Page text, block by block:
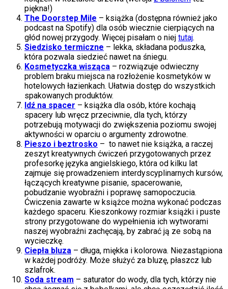
piękna!)
The Doorstep Mile – książka (dostępna również jako
podcast na Spotify) dla osób wiecznie cierpiących na
głód nowej przygody. Więcej pisałam o niej tutaj.
Siedzisko termiczne – lekka, składana poduszka,
która pozwala siedzieć nawet na śniegu.
Kosmetyczka wisząca – rozwiązuje odwieczny
problem braku miejsca na rozłożenie kosmetyków w
hotelowych łazienkach. Ułatwia dostęp do wszystkich
spakowanych produktów.
Idź na spacer – książka dla osób, które kochają
spacery lub wręcz przeciwnie, dla tych, którzy
potrzebują motywacji do zwiększenia poziomu swojej
aktywności w oparciu o argumenty zdrowotne.
Pieszo i beztrosko – to nawet nie książka, a raczej
zeszyt kreatywnych ćwiczeń przygotowanych przez
profesorkę języka angielskiego, która od kilku lat
zajmuje się prowadzeniem interdyscyplinarnych kursów,
łączących kreatywne pisanie, spacerowanie,
pobudzanie wyobraźni i poprawę samopoczucia.
Ćwiczenia zawarte w książce można wykonać podczas
każdego spaceru. Kieszonkowy rozmiar książki i puste
strony przygotowane do wypełnienia ich wytworami
naszej wyobraźni zachęcają, by zabrać ją ze sobą na
wycieczkę.
Ciepła bluza – długa, miękka i kolorowa. Niezastąpiona
w każdej podróży. Może służyć za bluzę, płaszcz lub
szlafrok.
Soda stream – saturator do wody, dla tych, którzy nie